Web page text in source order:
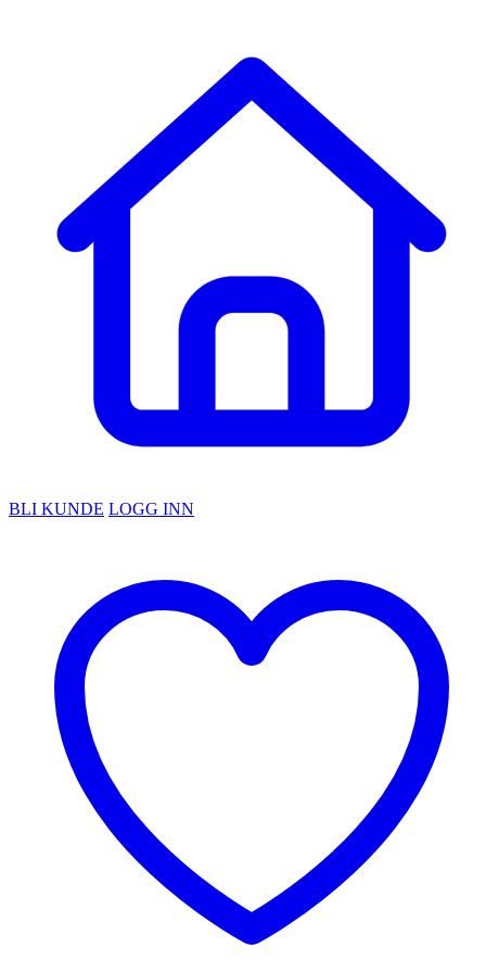
BLI KUNDE LOGG INN